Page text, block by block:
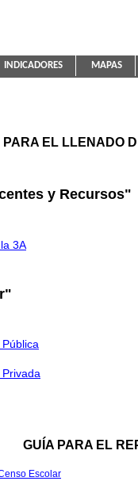
Educativa
INDICADORES MAPAS
PARA EL LLENADO
y Recursos"
3A
GUÍA PARA EL
Escolar